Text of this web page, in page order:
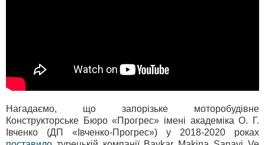
Нагадаємо, що запорізьке моторобудівне
Конструкторське Бюро «Прогрес» імені академіка О. Г.
Івченко (ДП «Івченко-Прогрес») у 2018-2020 роках